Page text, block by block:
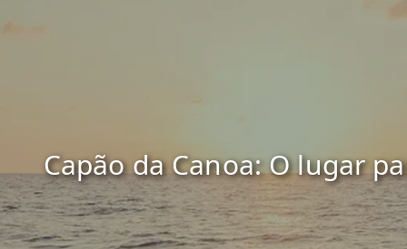
Capão da Canoa: O lugar